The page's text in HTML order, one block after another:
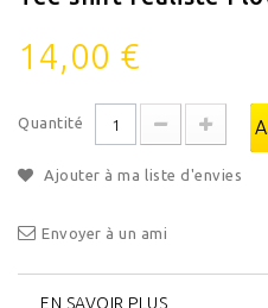
14,00 €
Quantité
Ajouter à ma liste d'envies
Envoyer à un ami
EN SAVOIR PLUS